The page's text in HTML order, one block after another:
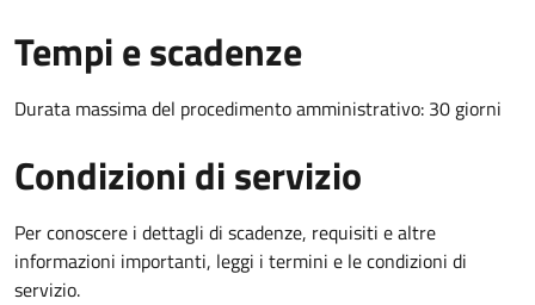
Tempi e scadenze
Durata massima del procedimento amministrativo: 30 giorni
Condizioni di servizio
Per conoscere i dettagli di scadenze, requisiti e altre
informazioni importanti, leggi i termini e le condizioni di
servizio.